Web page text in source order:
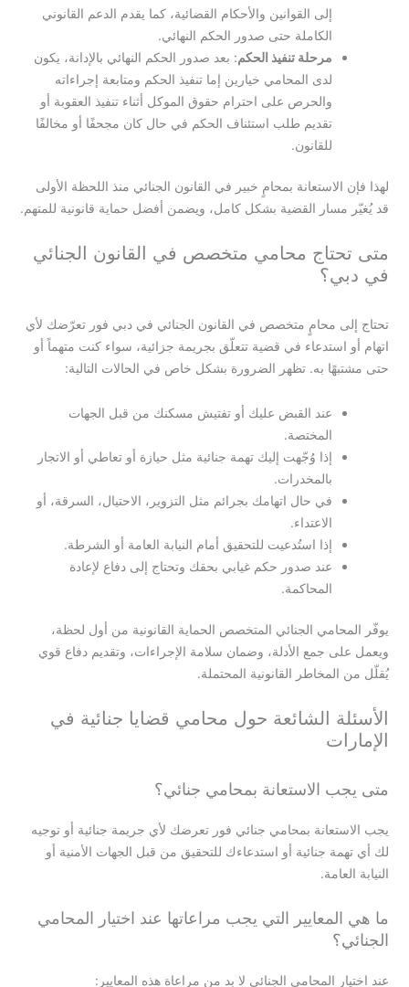
إلى القوانين والأحكام القضائية، كما يقدم الدعم القانوني
الكاملة حتى صدور الحكم النهائي.
مرحلة تنفيذ الحكم: بعد صدور الحكم النهائي بالإدانة، يكون
لدى المحامي خيارين إما تنفيذ الحكم ومتابعة إجراءاته
والحرص على احترام حقوق الموكل أثناء تنفيذ العقوبة أو
تقديم طلب استئناف الحكم في حال كان مجحفًا أو مخالفًا
للقانون.
لهذا فإن الاستعانة بمحامٍ خبير في القانون الجنائي منذ اللحظة الأولى
قد يُغيّر مسار القضية بشكل كامل، ويضمن أفضل حماية قانونية للمتهم.
متى تحتاج محامي متخصص في القانون الجنائي
في دبي؟
تحتاج إلى محامٍ متخصص في القانون الجنائي في دبي فور تعرّضك لأي
اتهام أو استدعاء في قضية تتعلّق بجريمة جزائية، سواء كنت متهماً أو
حتى مشتبهًا به. تظهر الضرورة بشكل خاص في الحالات التالية:
عند القبض عليك أو تفتيش مسكنك من قبل الجهات
المختصة.
إذا وُجّهت إليك تهمة جنائية مثل حيازة أو تعاطي أو الاتجار
بالمخدرات.
في حال اتهامك بجرائم مثل التزوير، الاحتيال، السرقة، أو
الاعتداء.
إذا استُدعيت للتحقيق أمام النيابة العامة أو الشرطة.
عند صدور حكم غيابي بحقك وتحتاج إلى دفاع لإعادة
المحاكمة.
يوفّر المحامي الجنائي المتخصص الحماية القانونية من أول لحظة،
ويعمل على جمع الأدلة، وضمان سلامة الإجراءات، وتقديم دفاع قوي
يُقلّل من المخاطر القانونية المحتملة.
الأسئلة الشائعة حول محامي قضايا جنائية في
الإمارات
متى يجب الاستعانة بمحامي جنائي؟
يجب الاستعانة بمحامي جنائي فور تعرضك لأي جريمة جنائية أو توجيه
لك أي تهمة جنائية أو استدعاءك للتحقيق من قبل الجهات الأمنية أو
النيابة العامة.
ما هي المعايير التي يجب مراعاتها عند اختيار المحامي
الجنائي؟
عند اختيار المحامي الجنائي لا بد من مراعاة هذه المعايير: